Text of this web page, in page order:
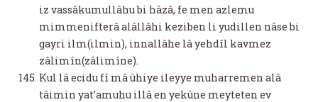
iz vassâkumullâhu bi hâzâ, fe men azlemu
mimmenifterâ alâllâhi keziben li yudillen nâse bi
gayri ilm(ilmin), innallâhe lâ yehdîl kavmez
zâlimîn(zâlimîne).
Kul lâ ecidu fî mâ ûhiye ileyye muharremen alâ
tâimin yat’amuhu illâ en yekûne meyteten ev